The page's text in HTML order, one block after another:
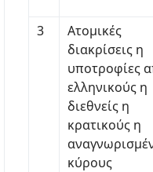
3
Ατομικές
διακρίσεις η
υποτροφίες
ελληνικούς η
διεθνείς η
κρατικούς η
κύρους